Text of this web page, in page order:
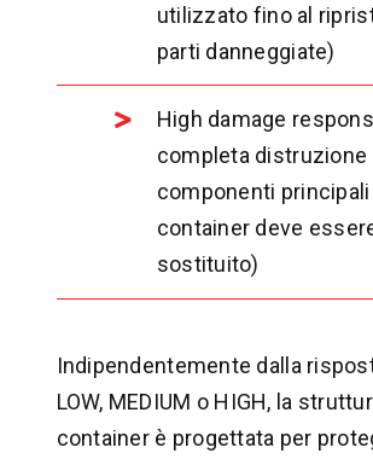
utilizzato fino al
parti danneggiate)
High damage
completa distruzione
componenti principali
container deve
sostituito)
Indipendentemente dalla
LOW, MEDIUM o HIGH, la
container è progettata per